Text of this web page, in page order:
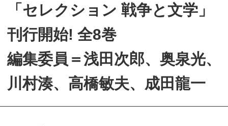
「セレクション 戦争と文学」
刊行開始! 全8巻
編集委員＝浅田次郎、奥泉光、
川村湊、高橋敏夫、成田龍一